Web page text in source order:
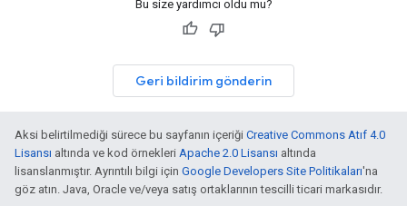
Bu size yardımcı oldu mu?
Geri bildirim gönderin
Aksi belirtilmediği sürece bu sayfanın içeriği Creative Commons Atıf 4.0
Lisansı altında ve kod örnekleri Apache 2.0 Lisansı altında
lisanslanmıştır. Ayrıntılı bilgi için Google Developers Site Politikaları'na
göz atın. Java, Oracle ve/veya satış ortaklarının tescilli ticari markasıdır.